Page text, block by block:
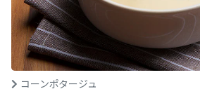
コーンポタージュ